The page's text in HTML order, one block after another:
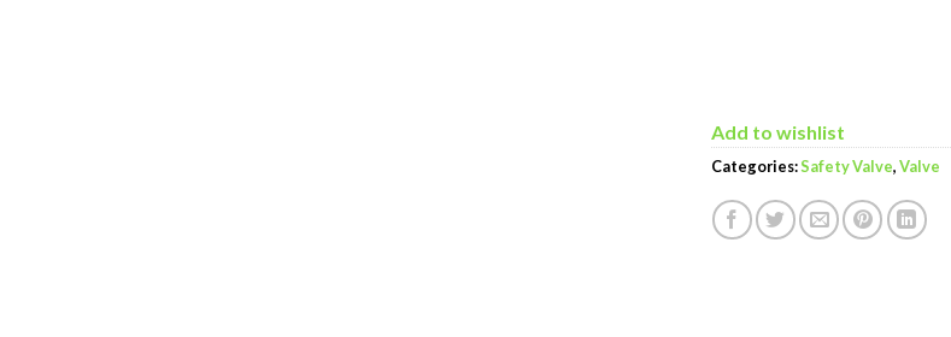
Add to wishlist
Categories:Safety Valve,Valve